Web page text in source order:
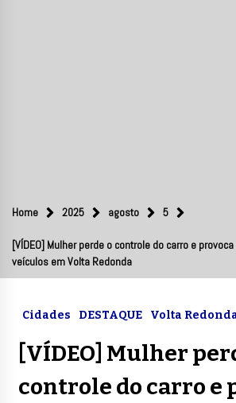
Home 2025 agosto 5
[VÍDEO] Mulher perde o controle do carro e
veículos em Volta Redonda
Cidades DESTAQUE Volta
[VÍDEO] Mulher
controle do carro e